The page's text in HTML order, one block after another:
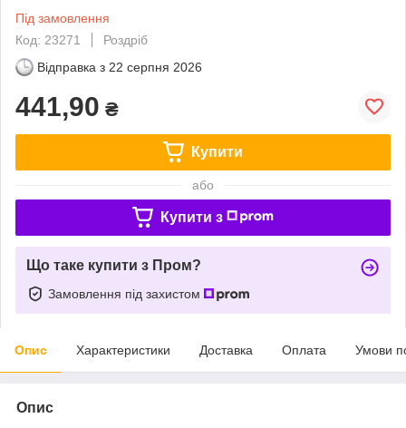
Під замовлення
Код: 23271
Роздріб
Відправка з 22 серпня 2026
441,90 ₴
Купити
або
Купити з
Що таке купити з Пром?
Замовлення під захистом
Опис Характеристики Доставка Оплата Умови
Опис